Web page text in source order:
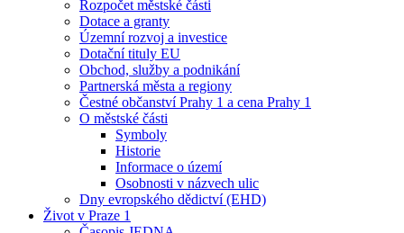
Rozpočet městské části
Dotace a granty
Územní rozvoj a investice
Dotační tituly EU
Obchod, služby a podnikání
Partnerská města a regiony
Čestné občanství Prahy 1 a cena Prahy 1
O městské části
Symboly
Historie
Informace o území
Osobnosti v názvech ulic
Dny evropského dědictví (EHD)
Život v Praze 1